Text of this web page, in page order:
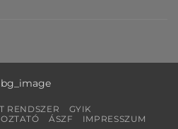
RENDSZER
GYIK
ÁSZF IMPRESSZUM